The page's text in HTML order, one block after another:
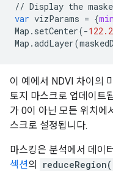
// Display the
var vizParams = {min
Map . setCenter(-
Map .addLayer(
이 예에서 NDVI 차이의
토지 마스크로 업데이트
가 0이 아닌 모든 위치에
스크로 설정됩니다.
마스킹은 분석에서 데이
섹션의